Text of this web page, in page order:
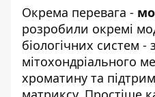
Окрема перевага -
розробили окремі
біологічних систем -
мітохондріального
хроматину та